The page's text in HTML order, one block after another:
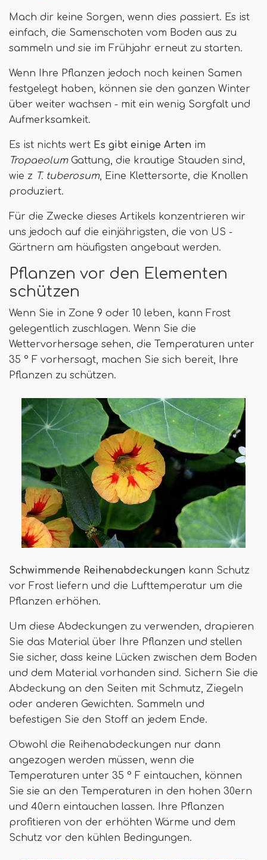
Mach dir keine Sorgen, wenn dies passiert. Es ist
einfach, die Samenschoten vom Boden aus zu
sammeln und sie im Frühjahr erneut zu starten.
Wenn Ihre Pflanzen jedoch noch keinen Samen
festgelegt haben, können sie den ganzen Winter
über weiter wachsen - mit ein wenig Sorgfalt und
Aufmerksamkeit.
Es ist nichts wert Es gibt einige Arten im
TropaeolumGattung, die krautige Stauden sind,
wie z T. tuberosum, Eine Klettersorte, die Knollen
produziert.
Für die Zwecke dieses Artikels konzentrieren wir
uns jedoch auf die einjährigsten, die von US -
Gärtnern am häufigsten angebaut werden.
Pflanzen vor den Elementen
schützen
Wenn Sie in Zone 9 oder 10 leben, kann Frost
gelegentlich zuschlagen. Wenn Sie die
Wettervorhersage sehen, die Temperaturen unter
35 ° F vorhersagt, machen Sie sich bereit, Ihre
Pflanzen zu schützen.
Schwimmende Reihenabdeckungen kann Schutz
vor Frost liefern und die Lufttemperatur um die
Pflanzen erhöhen.
Um diese Abdeckungen zu verwenden, drapieren
Sie das Material über Ihre Pflanzen und stellen
Sie sicher, dass keine Lücken zwischen dem Boden
und dem Material vorhanden sind. Sichern Sie die
Abdeckung an den Seiten mit Schmutz, Ziegeln
oder anderen Gewichten. Sammeln und
befestigen Sie den Stoff an jedem Ende.
Obwohl die Reihenabdeckungen nur dann
angezogen werden müssen, wenn die
Temperaturen unter 35 ° F eintauchen, können
Sie sie an den Temperaturen in den hohen 30ern
und 40ern eintauchen lassen. Ihre Pflanzen
profitieren von der erhöhten Wärme und dem
Schutz vor den kühlen Bedingungen.